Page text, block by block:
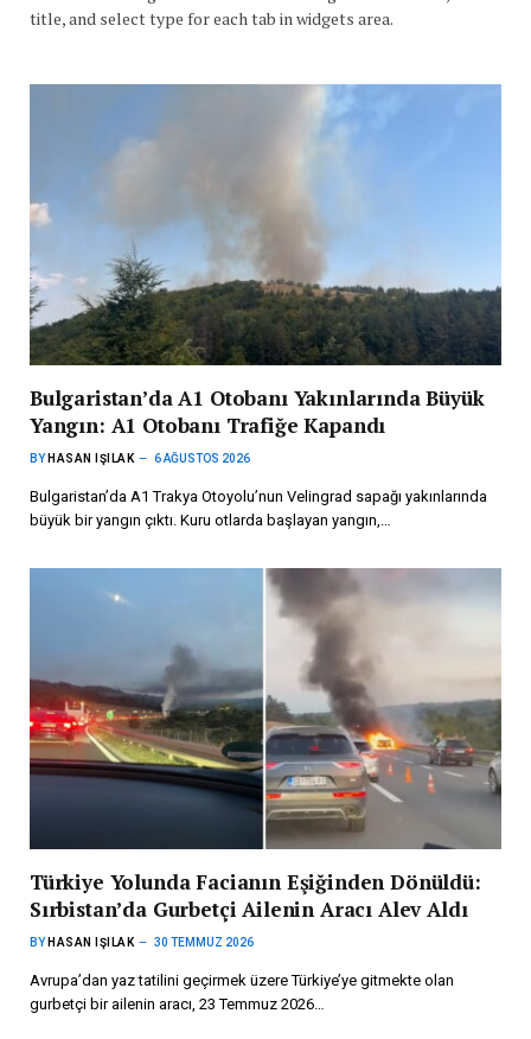
title, and select type for each tab in widgets area.
Bulgaristan’da A1 Otobanı Yakınlarında Büyük
Yangın: A1 Otobanı Trafiğe Kapandı
BY HASAN IŞILAK 6 AĞUSTOS 2026
Bulgaristan’da A1 Trakya Otoyolu’nun Velingrad sapağı yakınlarında
büyük bir yangın çıktı. Kuru otlarda başlayan yangın,…
Türkiye Yolunda Facianın Eşiğinden Dönüldü:
Sırbistan’da Gurbetçi Ailenin Aracı Alev Aldı
BY HASAN IŞILAK 30 TEMMUZ 2026
Avrupa’dan yaz tatilini geçirmek üzere Türkiye’ye gitmekte olan
gurbetçi bir ailenin aracı, 23 Temmuz 2026…